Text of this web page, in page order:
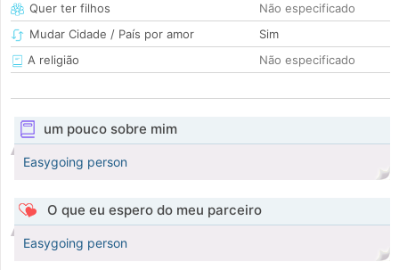
Quer ter filhos
Não especificado
Mudar Cidade / País por amor
Sim
A religião
Não especificado
um pouco sobre mim
Easygoing person
O que eu espero do meu parceiro
Easygoing person